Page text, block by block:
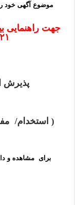
موضوع آگهی خود را به شماره ۱۲ ۱۲
۰۲۱ تماس
پذیرش
( استخدام/
برای مشاهده و